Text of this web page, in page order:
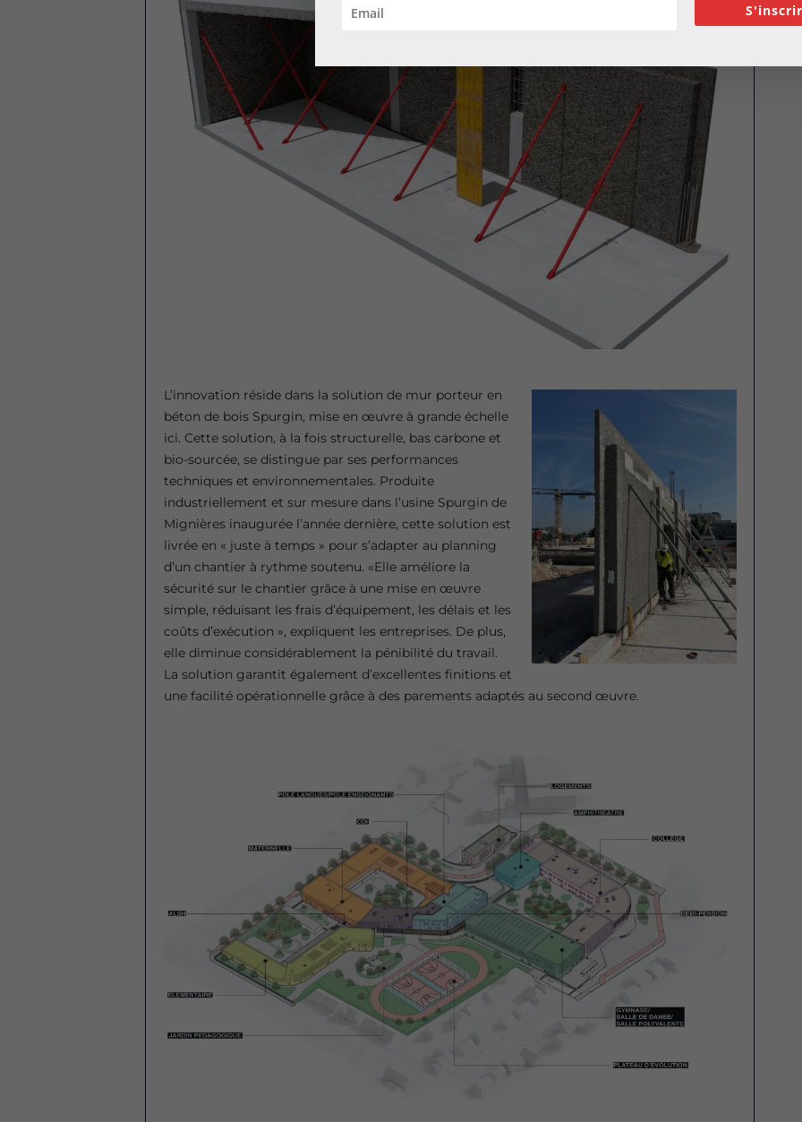
L’innovation réside dans la solution de mur porteur en
béton de bois Spurgin, mise en œuvre à grande échelle
ici. Cette solution, à la fois structurelle, bas carbone et
bio-sourcée, se distingue par ses performances
techniques et environnementales. Produite
industriellement et sur mesure dans l’usine Spurgin de
Mignières inaugurée l’année dernière, cette solution est
livrée en « juste à temps » pour s’adapter au planning
d’un chantier à rythme soutenu. «Elle améliore la
sécurité sur le chantier grâce à une mise en œuvre
simple, réduisant les frais d’équipement, les délais et les
coûts d’exécution », expliquent les entreprises. De plus,
elle diminue considérablement la pénibilité du travail.
La solution garantit également d’excellentes finitions et
une facilité opérationnelle grâce à des parements adaptés au second œuvre.